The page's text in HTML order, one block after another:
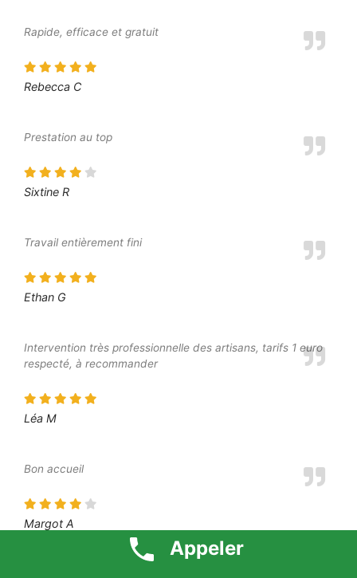
Rapide, efficace et gratuit
Rebecca C
Prestation au top
Sixtine R
Travail entièrement fini
Ethan G
Intervention très professionnelle des artisans, tarifs 1 euro
respecté, à recommander
Léa M
Bon accueil
Margot A
Appeler